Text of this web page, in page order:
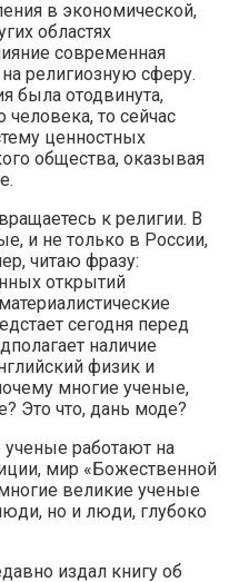
в экономической,
областях
современная
религиозную сферу.
была отодвинута,
то сейчас
ценностных
общества, оказывая
к религии. В
и не только в России,
читаю фразу:
открытий
сегодня перед
наличие
физик и
многие ученые,
Это что, дань моде?
работают на
мир «Божественной
великие ученые
но и люди, глубоко
издал книгу об